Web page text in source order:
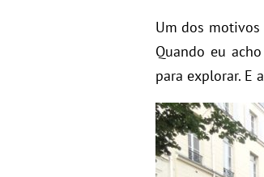
Um dos motivos
Quando eu
para explorar. E